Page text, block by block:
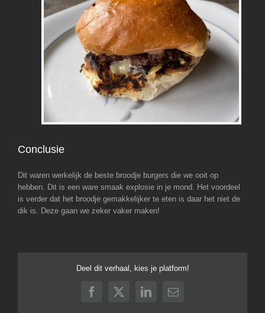
Conclusie
Dit waren werkelijk de beste broodje burgers die we ooit op
hebben. Dit is een ware smaak explosie in je mond. Het voordeel
is verder dat het broodje gemakkelijker te eten is daar het niet de
dik is. Deze gaan we zeker vaker maken!
Deel dit verhaal, kies je platform!
Facebook
X LinkedIn
E-